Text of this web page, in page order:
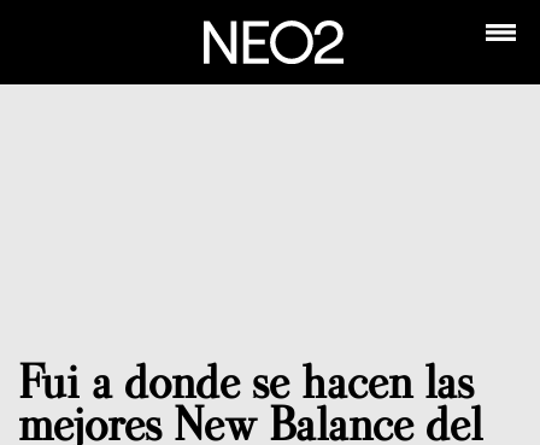
Fui a donde se hacen las
mejores New Balance del